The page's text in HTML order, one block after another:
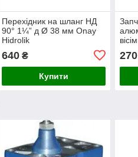
Перехідник на шланг НД
90° 1¼” д Ø 38 мм Onay
Hidrolik
640₴
Купити
270